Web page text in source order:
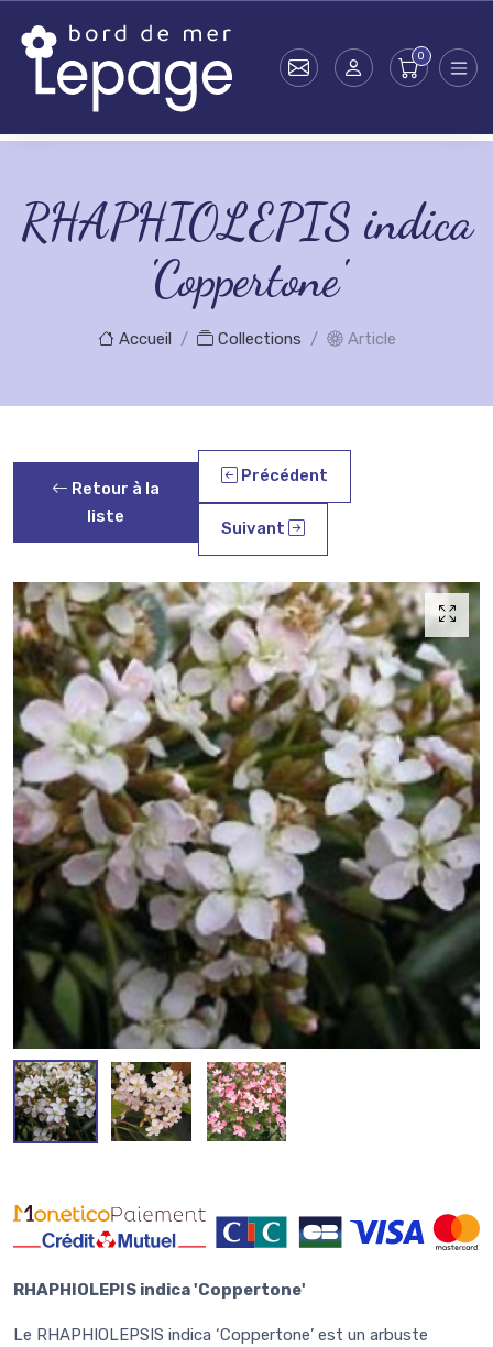
RHAPHIOLEPIS indica
'Coppertone'
Accueil Collections Article
Retour à la
liste
Précédent
Suivant
RHAPHIOLEPIS indica 'Coppertone'
Le RHAPHIOLEPSIS indica ‘Coppertone’ est un arbuste